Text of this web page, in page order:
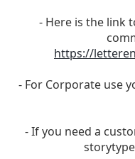
- Here is the link
https://
- For Corporate use
- If you need a